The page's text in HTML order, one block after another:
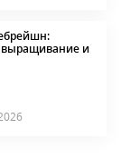
выращивание и